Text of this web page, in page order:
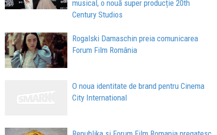
musical, o nouă super producție 20th
Century Studios
Rogalski Damaschin preia comunicarea
Forum Film România
O noua identitate de brand pentru Cinema
City International